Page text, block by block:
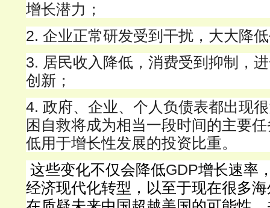
增长潜力；
2. 企业正常研发受到干扰，大大降
3. 居民收入降低，消费受到抑制，
创新；
4. 政府、企业、个人负债表都出现
困自救将成为相当一段时间的主要
低用于增长性发展的投资比重。
这些变化不仅会降低GDP增长速率
经济现代化转型，以至于现在很多